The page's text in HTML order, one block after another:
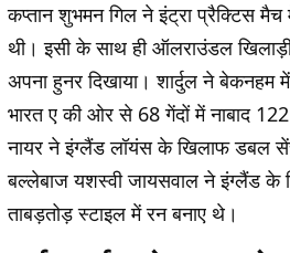
कप्तान शुभमन गिल ने इंट्रा प्रैक्टिस मैच
थी। इसी के साथ ही ऑलराउंडल
अपना हुनर दिखाया। शार्दुल ने बेकनहम
भारत ए की ओर से 68 गेंदों में नाबाद
नायर ने इंग्लैंड लॉयंस के खिलाफ डबल
बल्लेबाज यशस्वी जायसवाल ने इंग्लैंड के
ताबड़तोड़ स्टाइल में रन बनाए थे।